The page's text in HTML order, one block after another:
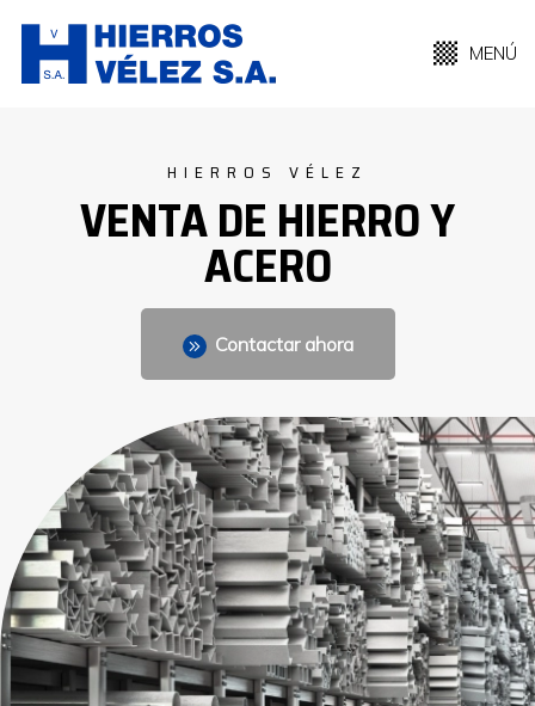
MENÚ
HIERROS VÉLEZ
VENTA DE HIERRO Y
ACERO
Contactar ahora